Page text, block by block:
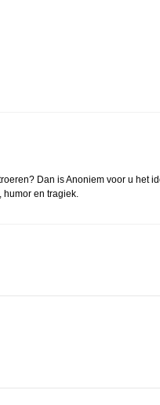
Dan is Anoniem voor u het
humor en tragiek.